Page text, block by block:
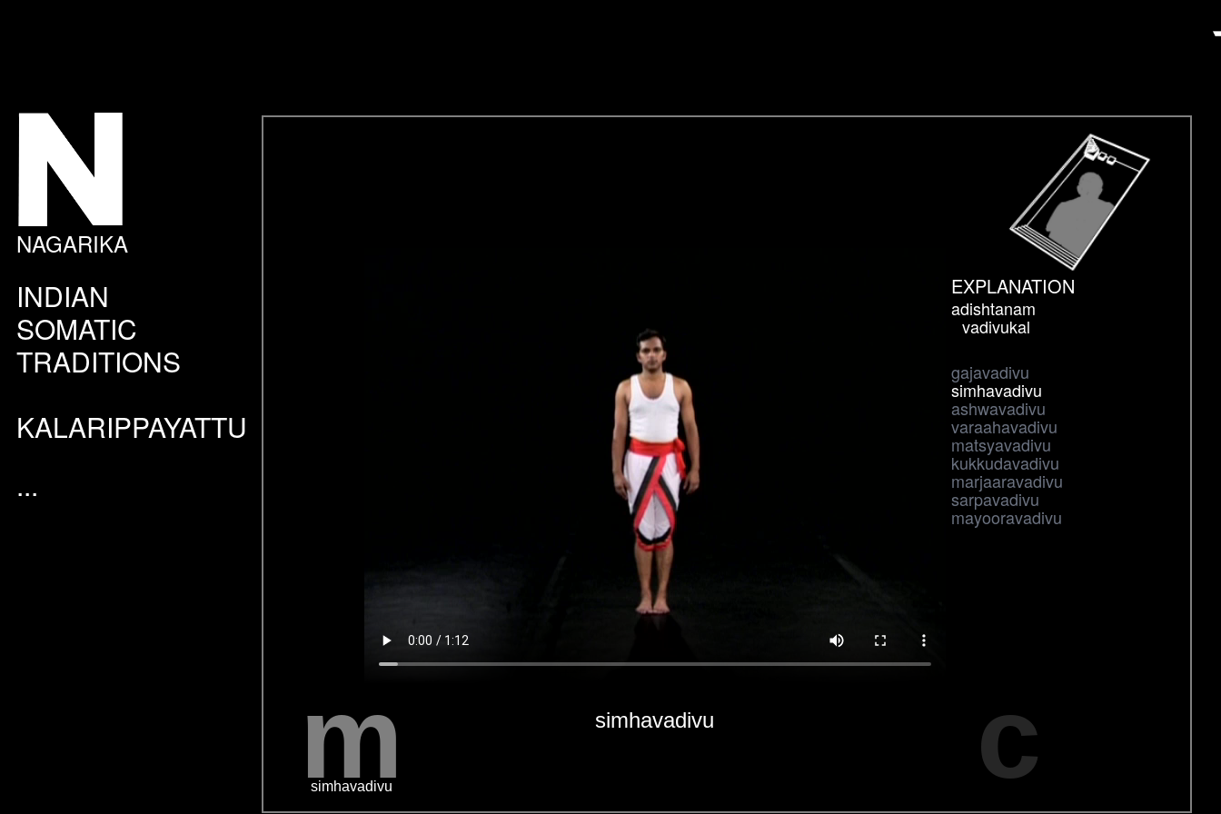
NAGARIKA
INDIAN
SOMATIC
TRADITIONS
KALARIPPAYATTU
...
simhavadivu
EXPLANATION
adishtanam
vadivukal
gajavadivu
simhavadivu
ashwavadivu
varaahavadivu
matsyavadivu
kukkudavadivu
marjaaravadivu
sarpavadivu
mayooravadivu
m
simhavadivu c